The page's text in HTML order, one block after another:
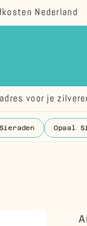
Nederland
voor je
Opaal